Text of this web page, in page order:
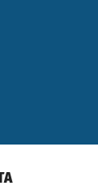
OTWORZY